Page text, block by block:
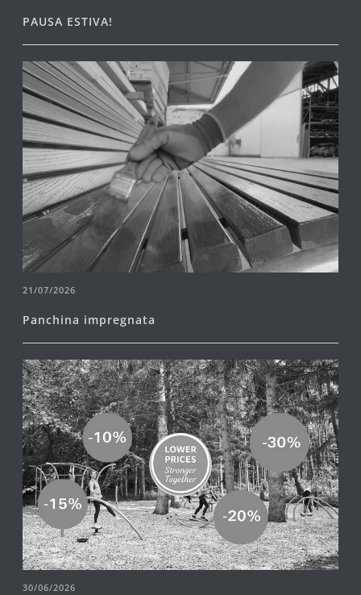
PAUSA ESTIVA!
21/07/2026
Panchina impregnata
30/06/2026